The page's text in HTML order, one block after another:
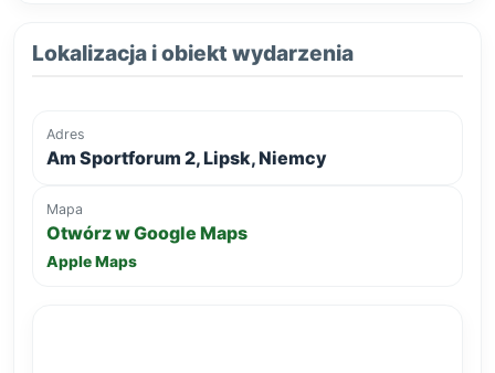
Lokalizacja i obiekt wydarzenia
Adres
Am Sportforum 2, Lipsk, Niemcy
Mapa
Otwórz w Google Maps
Apple Maps